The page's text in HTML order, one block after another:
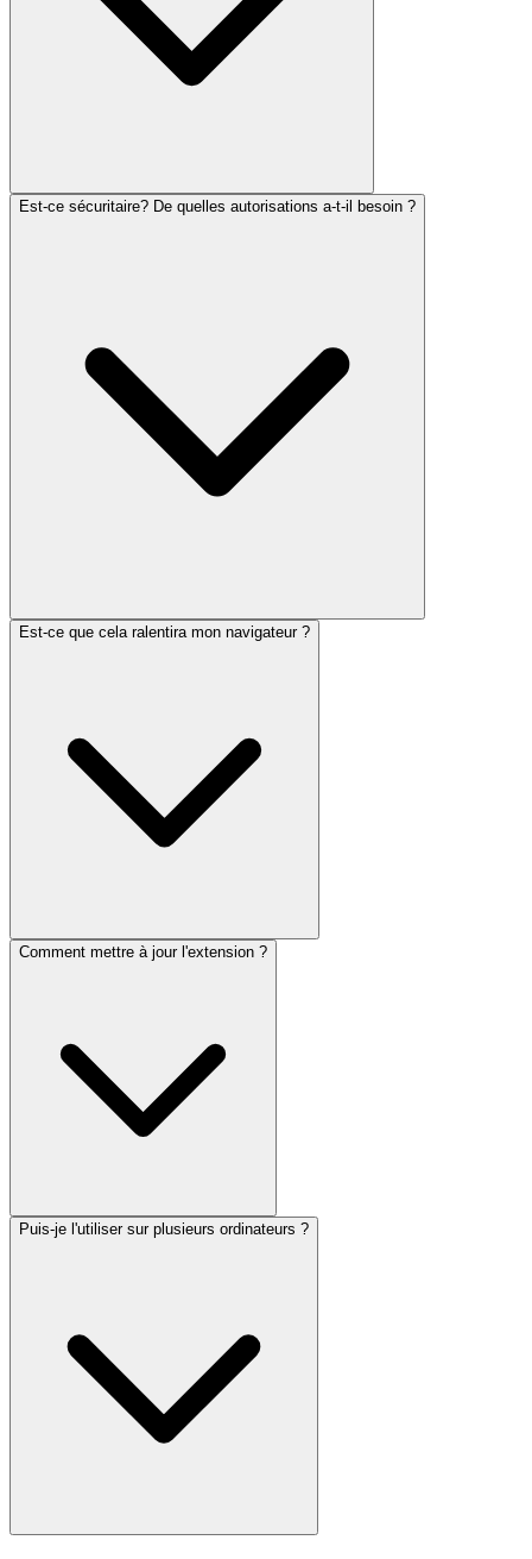
Est-ce sécuritaire? De quelles autorisations a-t-il besoin ?
Est-ce que cela ralentira mon navigateur ?
Comment mettre à jour l'extension ?
Puis-je l'utiliser sur plusieurs ordinateurs ?